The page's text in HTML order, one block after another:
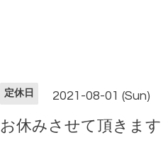
定休日 2021-08-01 (Sun)
お休みさせて頂きます